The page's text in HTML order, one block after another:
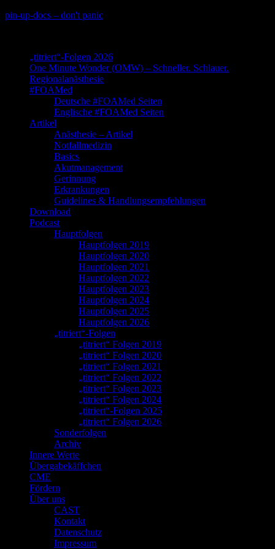
Skip
pin-up-docs – don't panic
„titriert“-Folgen 2026
One Minute Wonder (OMW) – Schneller. Schlauer.
Regionalanästhesie
#FOAMed
Deutsche #FOAMed Seiten
Englische #FOAMed Seiten
Artikel
Anästhesie – Artikel
Notfallmedizin
Basics
Akutmanagement
Gerinnung
Erkrankungen
Guidelines & Handlungsempfehlungen
Download
Podcast
Hauptfolgen
Hauptfolgen 2019
Hauptfolgen 2020
Hauptfolgen 2021
Hauptfolgen 2022
Hauptfolgen 2023
Hauptfolgen 2024
Hauptfolgen 2025
Hauptfolgen 2026
„titriert“-Folgen
„titriert“ Folgen 2019
„titriert“ Folgen 2020
„titriert“ Folgen 2021
„titriert“ Folgen 2022
„titriert“ Folgen 2023
„titriert“ Folgen 2024
„titriert“-Folgen 2025
„titriert“ Folgen 2026
Sonderfolgen
Archiv
Innere Werte
Übergabekäffchen
CME
Fördern
Über uns
CAST
Kontakt
Datenschutz
Impressum